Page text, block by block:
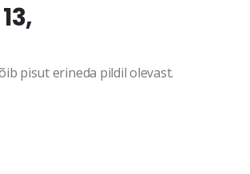
pisut erineda pildil olevast.